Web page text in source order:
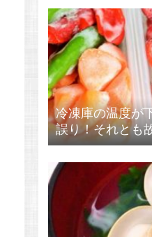
冷凍庫の温度が
誤り！それとも